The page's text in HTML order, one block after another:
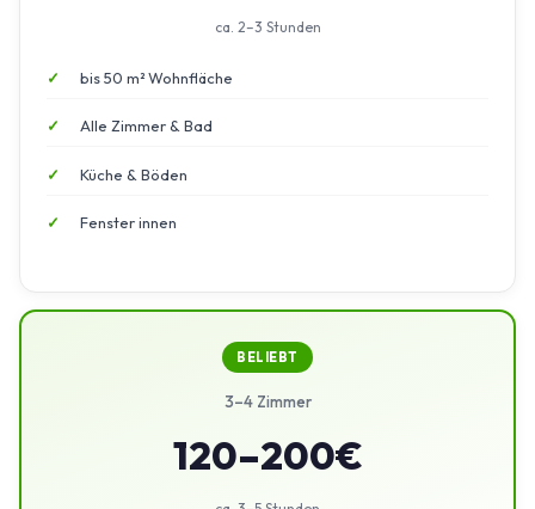
ca. 2–3 Stunden
bis 50 m² Wohnfläche
Alle Zimmer & Bad
Küche & Böden
Fenster innen
BELIEBT
3–4 Zimmer
120–200€